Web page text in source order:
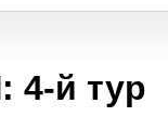
4-й тур